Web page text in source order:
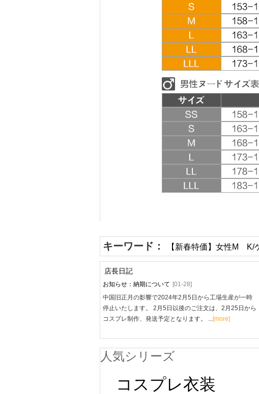
キーワード： 【新春特価】女性M K/
店長日記
お知らせ：納期について [01-28]
中国旧正月の影響で2024年2月5日から工場生産が一時
停止いたします。 2月5日以後のご注文は、2月25日から
コスプレ制作、発送予定となります。 ...[more]
人気シリーズ
コスプレ衣装